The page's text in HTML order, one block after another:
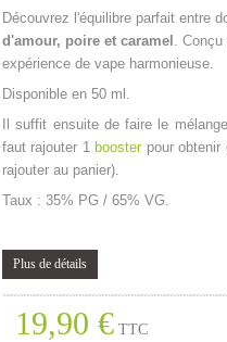
Découvrez l'équilibre parfait entre
d'amour, poire et caramel .
expérience de vape harmonieuse.
Disponible en 50 ml.
Il suffit ensuite de faire le
faut rajouter 1 booster pour
rajouter au panier) .
Taux : 35% PG / 65% VG.
Plus de détails
19,90 € TTC